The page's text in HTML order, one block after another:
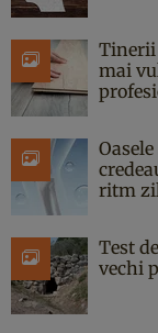
Tinerii
mai
ritm
Test
vechi